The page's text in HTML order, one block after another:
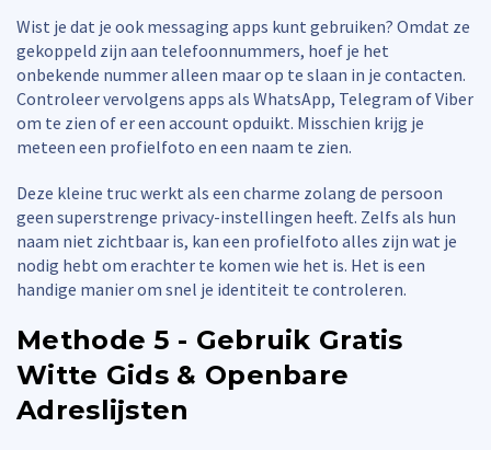
Wist je dat je ook messaging apps kunt gebruiken? Omdat ze
gekoppeld zijn aan telefoonnummers, hoef je het
onbekende nummer alleen maar op te slaan in je contacten.
Controleer vervolgens apps als WhatsApp, Telegram of Viber
om te zien of er een account opduikt. Misschien krijg je
meteen een profielfoto en een naam te zien.
Deze kleine truc werkt als een charme zolang de persoon
geen superstrenge privacy-instellingen heeft. Zelfs als hun
naam niet zichtbaar is, kan een profielfoto alles zijn wat je
nodig hebt om erachter te komen wie het is. Het is een
handige manier om snel je identiteit te controleren.
Methode 5 - Gebruik Gratis
Witte Gids & Openbare
Adreslijsten